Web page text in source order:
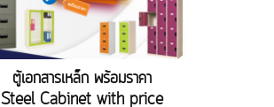
ตู้เอกสารเหล็ก พร้อมราคา
Steel Cabinet with price